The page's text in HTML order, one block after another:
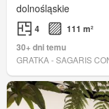
dolnośląskie
4
111 m²
30+ dni temu
GRATKA - SAGARIS